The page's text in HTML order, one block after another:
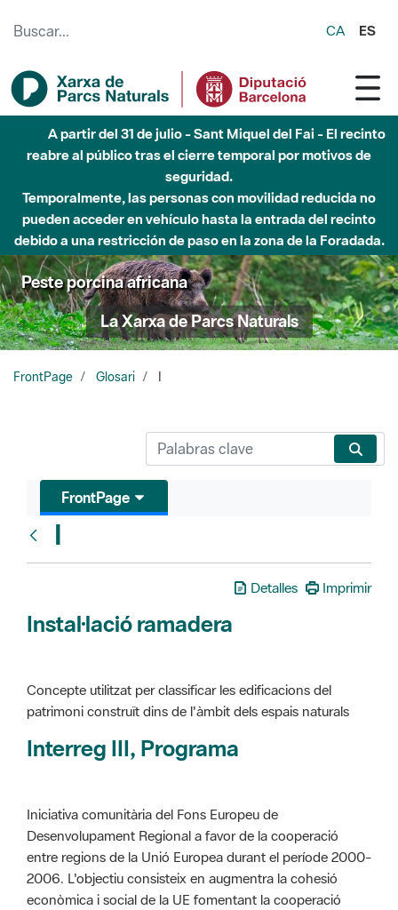
CA ES
A partir del 31 de julio - Sant Miquel del Fai - El recinto
reabre al público tras el cierre temporal por motivos de
seguridad.
Temporalmente, las personas con movilidad reducida no
pueden acceder en vehículo hasta la entrada del recinto
debido a una restricción de paso en la zona de la Foradada.
Peste porcina africana
La Xarxa de Parcs Naturals
FrontPage Glosari
FrontPage
I
Detalles Imprimir
Instal·lació ramadera
Concepte utilitzat per classificar les edificacions del
patrimoni construït dins de l'àmbit dels espais naturals
Interreg III, Programa
Iniciativa comunitària del Fons Europeu de
Desenvolupament Regional a favor de la cooperació
entre regions de la Unió Europea durant el període 2000-
2006. L'objectiu consisteix en augmentra la cohesió
econòmica i social de la UE fomentant la cooperació